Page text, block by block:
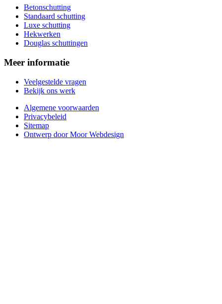
Betonschutting
Standaard schutting
Luxe schutting
Hekwerken
Douglas schuttingen
Meer informatie
Veelgestelde vragen
Bekijk ons werk
Algemene voorwaarden
Privacybeleid
Sitemap
Ontwerp door Moor Webdesign